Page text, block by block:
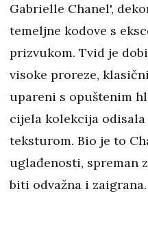
Gabrielle Chanel',
temeljne kodove s
prizvukom. Tvid je
visoke proreze,
upareni s opuštenim
cijela kolekcija
teksturom. Bio je to
uglađenosti, spreman
biti odvažna i zaigrana.